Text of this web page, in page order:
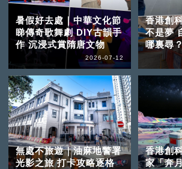
暑假好去處｜中華文化節
睇傳奇歌舞劇 DIY古韻手
作 沉浸式賞隋唐文物
2026-07-12
香港創
不是夢
哪裏尋
無處不旅遊｜油麻地警署
光影之旅 打卡攻略逐格
香港創
家「奔